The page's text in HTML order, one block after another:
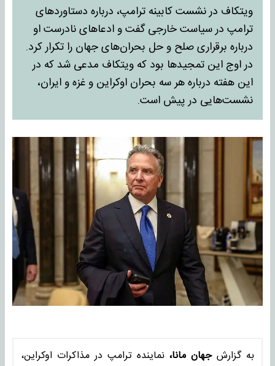
ویتکاف در نشست کابینه ترامپ، درباره دستاوردهای
ترامپ در سیاست خارجی گفت و ادعاهای نادرست او
درباره برقراری صلح و حل بحران‌های جهان را تکرار کرد.
در اوج این تمجیدها بود که ویتکاف مدعی شد که در
این هفته درباره هر سه بحران اوکراین و غزه و ایران،
نشست‌هایی در پیش است.
به گزارشجهان مانا،نماینده ترامپ در مذاکرات اوکراین،